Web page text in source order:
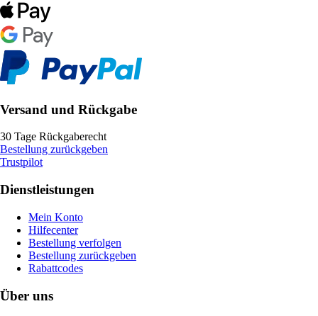
Versand und Rückgabe
30 Tage Rückgaberecht
Bestellung zurückgeben
Trustpilot
Dienstleistungen
Mein Konto
Hilfecenter
Bestellung verfolgen
Bestellung zurückgeben
Rabattcodes
Über uns